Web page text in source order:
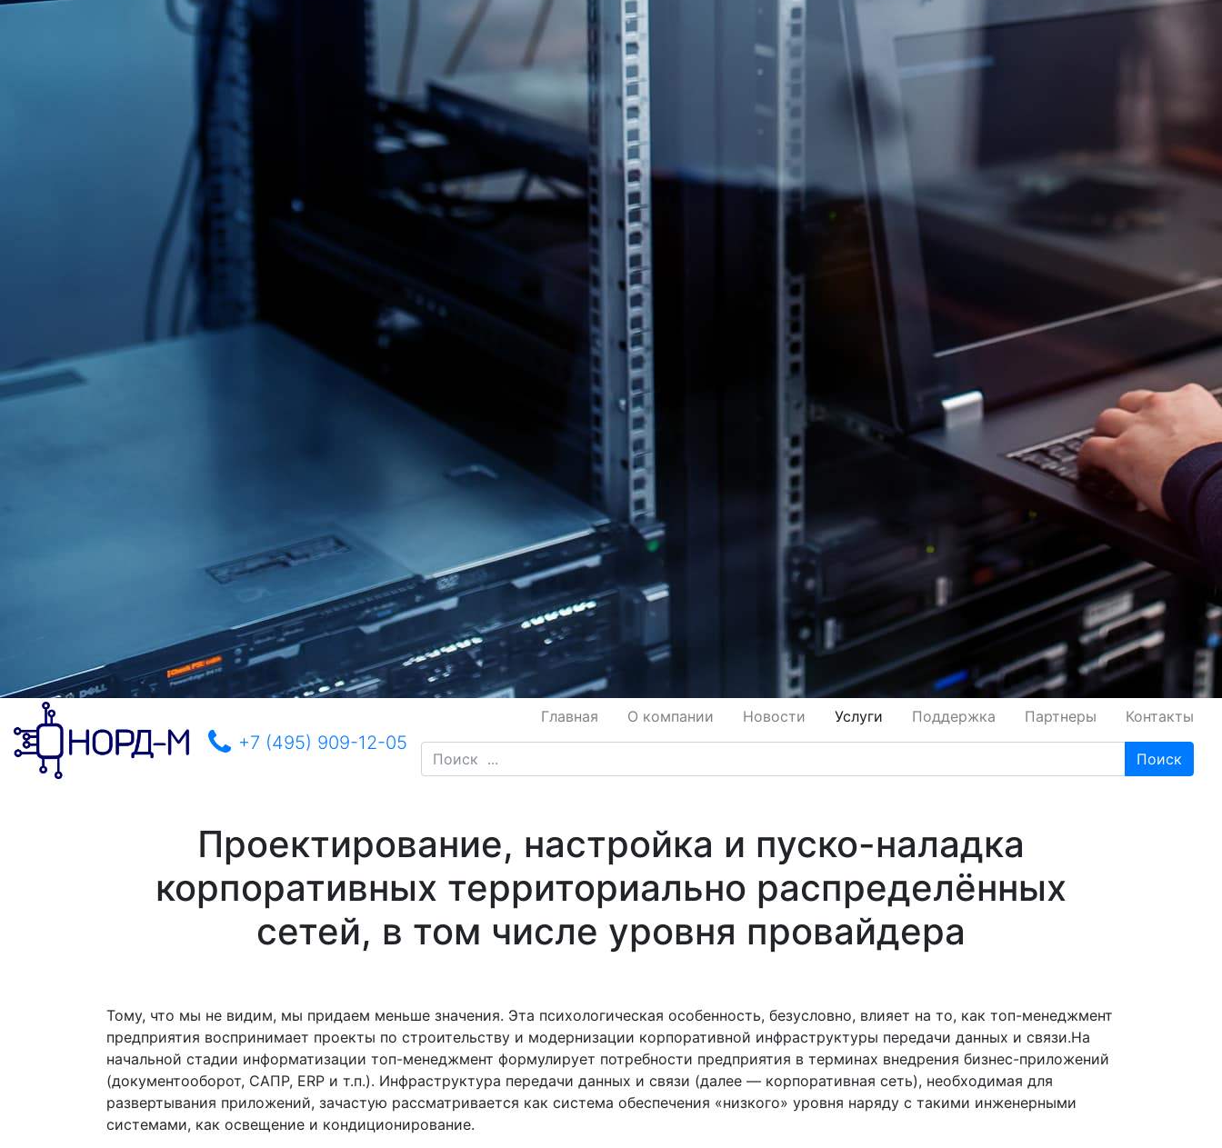
+7 (495) 909-12-05
Главная О компании Новости Услуги Поддержка Партнеры Контакты
Поиск
Проектирование, настройка и пуско-наладка
корпоративных территориально распределённых
сетей, в том числе уровня провайдера
Тому, что мы не видим, мы придаем меньше значения. Эта психологическая особенность, безусловно, влияет на то, как топ-менеджмент
предприятия воспринимает проекты по строительству и модернизации корпоративной инфраструктуры передачи данных и связи.На
начальной стадии информатизации топ-менеджмент формулирует потребности предприятия в терминах внедрения бизнес-приложений
(документооборот, САПР, ERP и т.п.). Инфраструктура передачи данных и связи (далее — корпоративная сеть), необходимая для
развертывания приложений, зачастую рассматривается как система обеспечения «низкого» уровня наряду с такими инженерными
системами, как освещение и кондиционирование.